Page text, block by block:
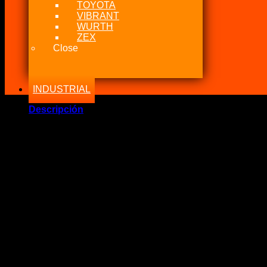
TOYOTA
VIBRANT
WURTH
ZEX
Close
INDUSTRIAL
Descripción